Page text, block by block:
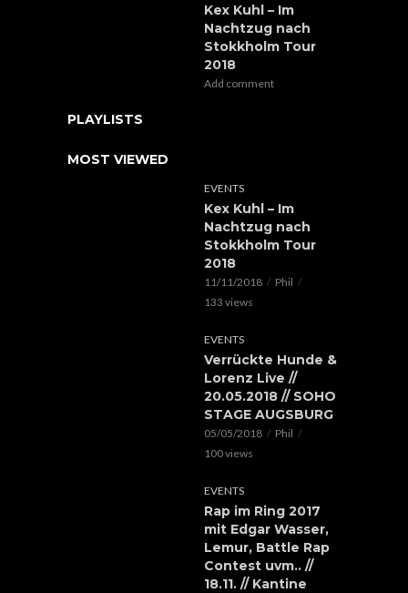
Kex Kuhl – Im
Nachtzug nach
Stokkholm Tour
2018
Add comment
PLAYLISTS
MOST VIEWED
EVENTS
Kex Kuhl – Im
Nachtzug nach
Stokkholm Tour
2018
11/11/2018
Phil
133 views
EVENTS
Verrückte Hunde &
Lorenz Live //
20.05.2018 // SOHO
STAGE AUGSBURG
05/05/2018
Phil
100 views
EVENTS
Rap im Ring 2017
mit Edgar Wasser,
Lemur, Battle Rap
Contest uvm.. //
18.11. // Kantine